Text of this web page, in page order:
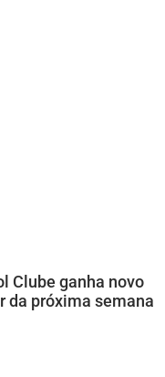
Clube ganha novo
da próxima semana